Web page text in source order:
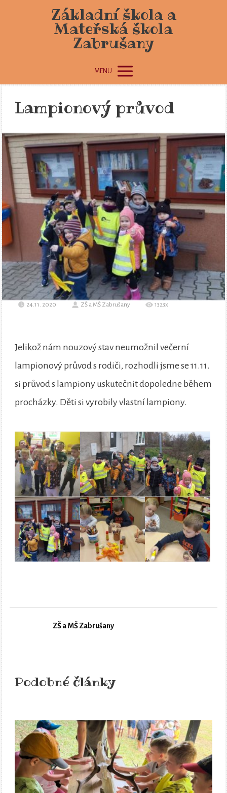
Základní škola a
Mateřská škola
Zabrušany
MENU
Lampionový průvod
24.11. 2020 ZŠ a MŠ Zabrušany 1323x
Jelikož nám nouzový stav neumožnil večerní
lampionový průvod s rodiči, rozhodli jsme se 11.11.
si průvod s lampiony uskutečnit dopoledne během
procházky. Děti si vyrobily vlastní lampiony.
ZŠ a MŠ Zabrušany
Podobné články